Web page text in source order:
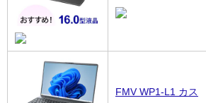
FMV WP1-L1 カス